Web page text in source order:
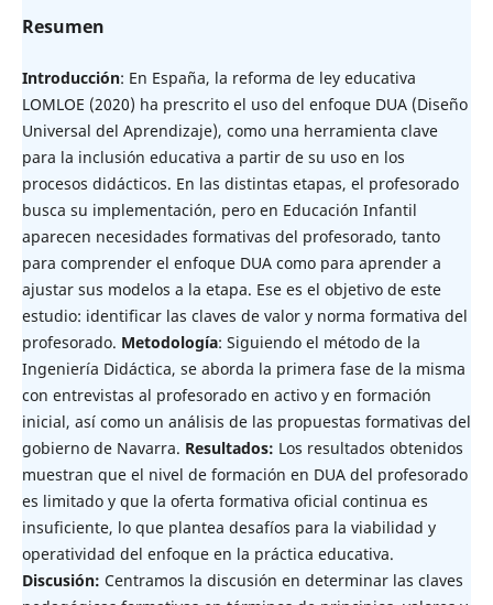
Resumen
Introducción: En España, la reforma de ley educativa
LOMLOE (2020) ha prescrito el uso del enfoque DUA (Diseño
Universal del Aprendizaje), como una herramienta clave
para la inclusión educativa a partir de su uso en los
procesos didácticos. En las distintas etapas, el profesorado
busca su implementación, pero en Educación Infantil
aparecen necesidades formativas del profesorado, tanto
para comprender el enfoque DUA como para aprender a
ajustar sus modelos a la etapa. Ese es el objetivo de este
estudio: identificar las claves de valor y norma formativa del
profesorado. Metodología: Siguiendo el método de la
Ingeniería Didáctica, se aborda la primera fase de la misma
con entrevistas al profesorado en activo y en formación
inicial, así como un análisis de las propuestas formativas del
gobierno de Navarra. Resultados: Los resultados obtenidos
muestran que el nivel de formación en DUA del profesorado
es limitado y que la oferta formativa oficial continua es
insuficiente, lo que plantea desafíos para la viabilidad y
operatividad del enfoque en la práctica educativa.
Discusión: Centramos la discusión en determinar las claves